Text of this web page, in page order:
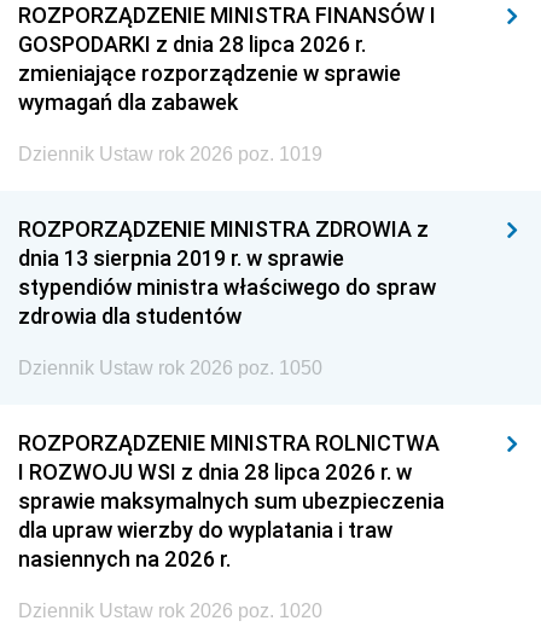
ROZPORZĄDZENIE MINISTRA FINANSÓW I
GOSPODARKI z dnia 28 lipca 2026 r.
zmieniające rozporządzenie w sprawie
wymagań dla zabawek
Dziennik Ustaw rok 2026 poz. 1019
ROZPORZĄDZENIE MINISTRA ZDROWIA z
dnia 13 sierpnia 2019 r. w sprawie
stypendiów ministra właściwego do spraw
zdrowia dla studentów
Dziennik Ustaw rok 2026 poz. 1050
ROZPORZĄDZENIE MINISTRA ROLNICTWA
I ROZWOJU WSI z dnia 28 lipca 2026 r. w
sprawie maksymalnych sum ubezpieczenia
dla upraw wierzby do wyplatania i traw
nasiennych na 2026 r.
Dziennik Ustaw rok 2026 poz. 1020